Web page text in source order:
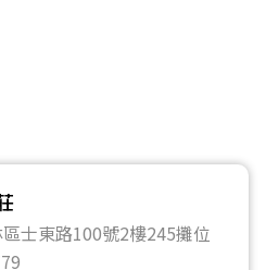
士東路100號2樓245攤位